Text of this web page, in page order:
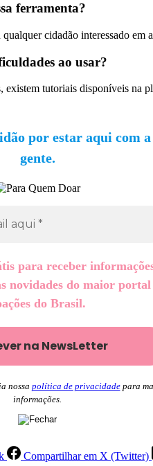
ferramenta?
cidadão interessado
ao usar?
existem tutoriais disponíveis na
por estar aqui com a
gente.
para receber
novidades do maior portal
do Brasil.
nossa política de privacidadepara
informações.
Compartilhar em X (Twitter)